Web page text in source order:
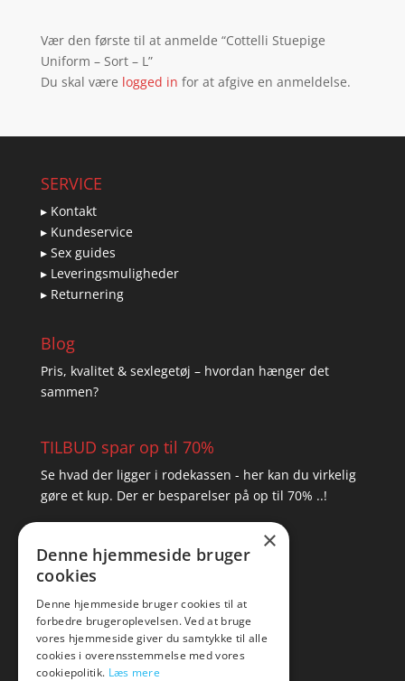
Vær den første til at anmelde “Cottelli Stuepige
Uniform – Sort – L”
Du skal være logged in for at afgive en anmeldelse.
SERVICE
▸ Kontakt
▸ Kundeservice
▸ Sex guides
▸ Leveringsmuligheder
▸ Returnering
Blog
Pris, kvalitet & sexlegetøj – hvordan hænger det
sammen?
TILBUD spar op til 70%
Se hvad der ligger i rodekassen - her kan du virkelig
gøre et kup. Der er besparelser på op til 70% ..!
Tlf: 7876 8672
Mail: hej@amare.dk
×
Denne hjemmeside bruger
cookies
Denne hjemmeside bruger cookies til at
forbedre brugeroplevelsen. Ved at bruge
vores hjemmeside giver du samtykke til alle
cookies i overensstemmelse med vores
cookiepolitik. Læs mere